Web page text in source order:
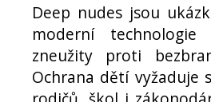
Deep nudes jsou
moderní
zneužity proti
Ochrana dětí vyžaduje